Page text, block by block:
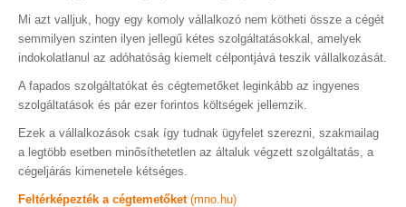
Mi azt valljuk, hogy egy komoly vállalkozó nem kötheti össze a cégét
semmilyen szinten ilyen jellegű kétes szolgáltatásokkal, amelyek
indokolatlanul az adóhatóság kiemelt célpontjává teszik vállalkozását.
A fapados szolgáltatókat és cégtemetőket leginkább az ingyenes
szolgáltatások és pár ezer forintos költségek jellemzik.
Ezek a vállalkozások csak így tudnak ügyfelet szerezni, szakmailag
a legtöbb esetben minősíthetetlen az általuk végzett szolgáltatás, a
cégeljárás kimenetele kétséges.
Feltérképezték a cégtemetőket (mno.hu)